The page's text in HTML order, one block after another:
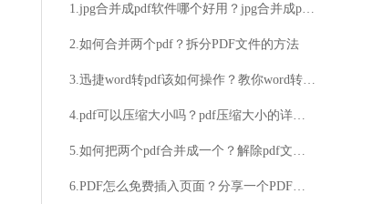
1.jpg合并成pdf软件哪个好用？jpg合并成pdf软件分享
2.如何合并两个pdf？拆分PDF文件的方法
3.迅捷word转pdf该如何操作？教你word转pdf文档的操作方法
4.pdf可以压缩大小吗？pdf压缩大小的详细步骤
5.如何把两个pdf合并成一个？解除pdf文件的密码保护的方法
6.PDF怎么免费插入页面？分享一个PDF免费插入页面的软件